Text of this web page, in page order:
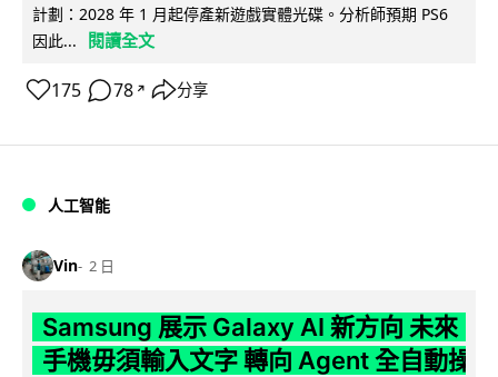
計劃：2028 年 1 月起停產新遊戲實體光碟。分析師預期 PS6
因此...
閱讀全文
175 78 ↗ 分享
人工智能
Vin 2 日
Samsung 展示 Galaxy AI 新方向 未來
手機毋須輸入文字 轉向 Agent 全自動操